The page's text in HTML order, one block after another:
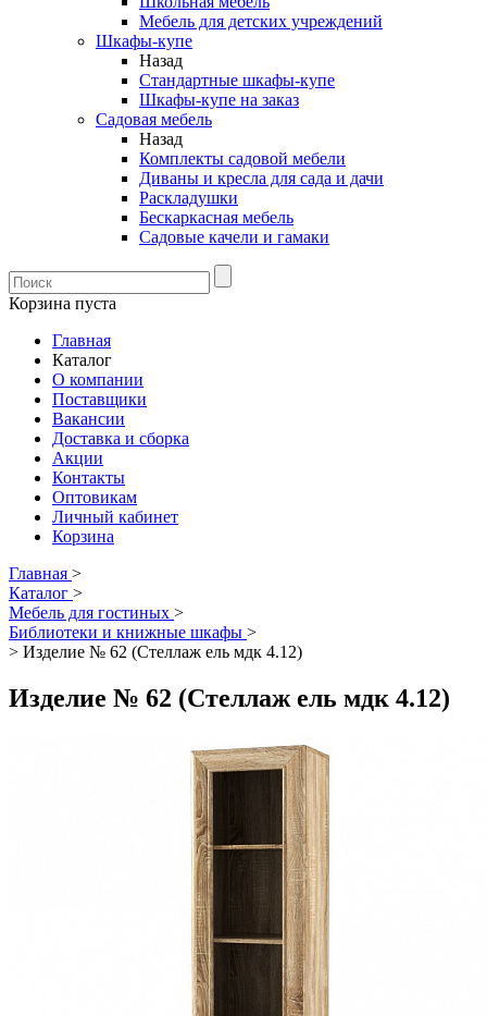
Мебель для детских учреждений
Шкафы-купе
Назад
Стандартные шкафы-купе
Шкафы-купе на заказ
Садовая мебель
Назад
Комплекты садовой мебели
Диваны и кресла для сада и дачи
Раскладушки
Бескаркасная мебель
Садовые качели и гамаки
Корзина пуста
Главная
Каталог
О компании
Поставщики
Вакансии
Доставка и сборка
Акции
Контакты
Оптовикам
Личный кабинет
Корзина
Главная >
Каталог >
Мебель для гостиных >
Библиотеки и книжные шкафы >
> Изделие № 62 (Стеллаж ель мдк 4.12)
Изделие № 62 (Стеллаж ель мдк 4.12)